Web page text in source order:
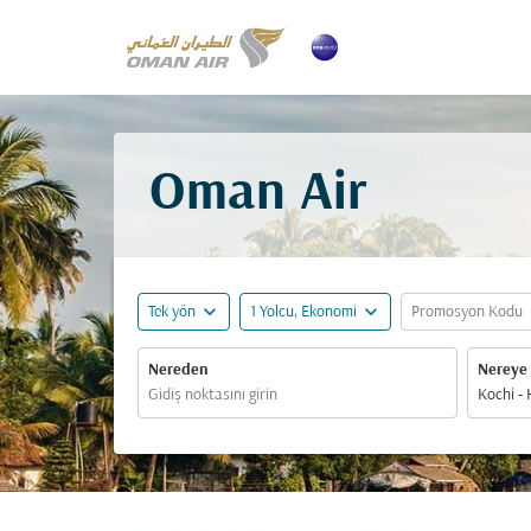
Oman Air
Tek yön expand_more 1 Yolcu, Ekonomi expand_more Promosyon Kodu
Nereden Nereye